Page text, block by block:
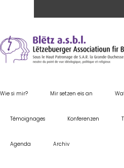
Wie si mir? Mir setzen eis an
Témoignages Konferenzen
Agenda Archiv